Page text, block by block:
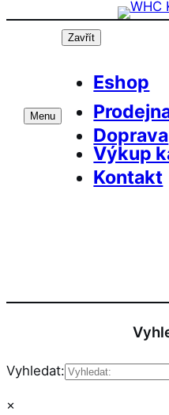
Přeskočit
Menu
Zavřít
Eshop
Doprava
Výkup
Kontakt
Vyhledat:
×